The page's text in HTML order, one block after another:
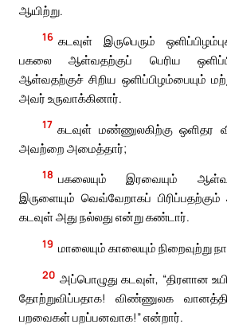
ஆயிற்று.
16 கடவுள் இருபெரும்
பகலை ஆள்வதற்குப் பெரிய
ஆள்வதற்குச் சிறிய ஒளிப்பிழம்பையும்
அவர் உருவாக்கினார்.
17 கடவுள் மண்ணுலகிற்கு ஒளிதர
அவற்றை அமைத்தார்;
18 பகலையும் இரவையும்
இருளையும் வெவ்வேறாகப்
கடவுள் அது நல்லது என்று கண்டார்.
19 மாலையும் காலையும் நிறைவுற்று
20 அப்பொழுது கடவுள், “திரளான
தோற்றுவிப்பதாக! விண்ணுலக
பறவைகள் பறப்பனவாக!” என்றார்.